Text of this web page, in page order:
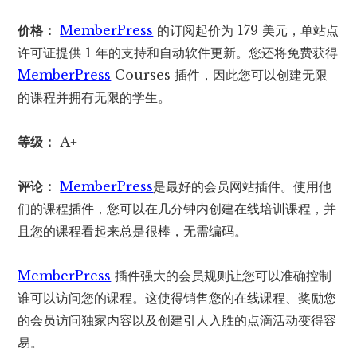
价格： MemberPress 的订阅起价为 179 美元，单站点
许可证提供 1 年的支持和自动软件更新。您还将免费获得
MemberPress Courses 插件，因此您可以创建无限
的课程并拥有无限的学生。
等级： A+
评论： MemberPress是最好的会员网站插件。使用他
们的课程插件，您可以在几分钟内创建在线培训课程，并
且您的课程看起来总是很棒，无需编码。
MemberPress 插件强大的会员规则让您可以准确控制
谁可以访问您的课程。这使得销售您的在线课程、奖励您
的会员访问独家内容以及创建引人入胜的点滴活动变得容
易。